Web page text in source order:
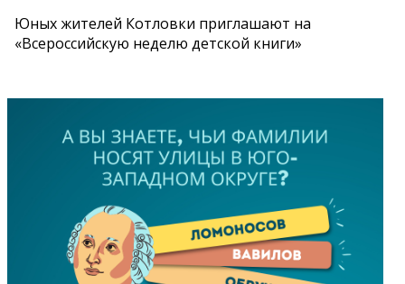
Юных жителей Котловки приглашают на
«Всероссийскую неделю детской книги»